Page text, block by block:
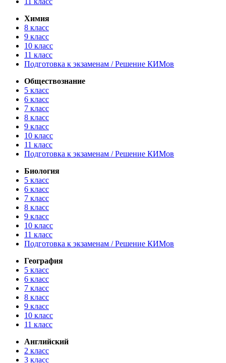
Химия
8 класс
9 класс
10 класс
11 класс
Подготовка к экзаменам / Решение КИМов
Обществознание
5 класс
6 класс
7 класс
8 класс
9 класс
10 класс
11 класс
Подготовка к экзаменам / Решение КИМов
Биология
5 класс
6 класс
7 класс
8 класс
9 класс
10 класс
11 класс
Подготовка к экзаменам / Решение КИМов
География
5 класс
6 класс
7 класс
8 класс
9 класс
10 класс
11 класс
Английский
2 класс
3 класс